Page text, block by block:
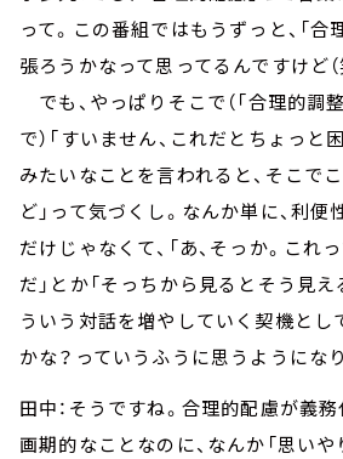
って。この番組ではもうずっと、「合
張ろうかなって思ってるんですけど（
でも、やっぱりそこで（「合理的調
で）「すいません、これだとちょっ
みたいなことを言われると、そこでこ
ど」って気づくし。なんか単に、利
だけじゃなくて、「あ、そっか。これ
だ」とか「そっちから見るとそう見え
ういう対話を増やしていく契機とし
かな？っていうふうに思うようにな
田中：そうですね。合理的配慮が義
画期的なことなのに、なんか「思い